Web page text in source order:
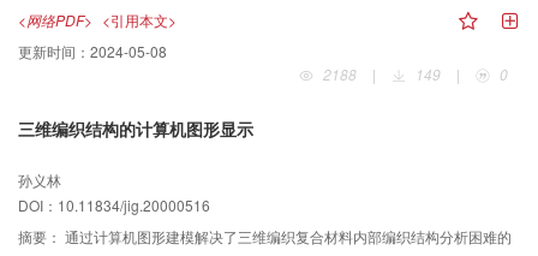
<网络PDF> <引用本文>
更新时间： 2024-05-08
2188
| 149 | 0
三维编织结构的计算机图形显示
孙义林
DOI：10.11834/jig.20000516
摘要： 通过计算机图形建模解决了三维编织复合材料内部编织结构分析困难的